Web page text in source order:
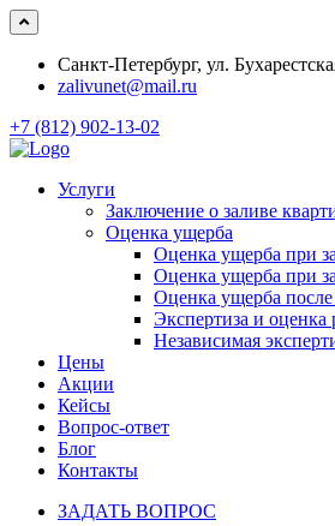
Санкт-Петербург, ул.
zalivunet@mail.ru
+7 (812) 902-13-02
Услуги
Заключение о заливе
Оценка ущерба
Оценка ущерба при
Оценка ущерба при
Оценка ущерба
Экспертиза и оценка
Независимая
Цены
Акции
Кейсы
Вопрос-ответ
Блог
Контакты
ЗАДАТЬ ВОПРОС